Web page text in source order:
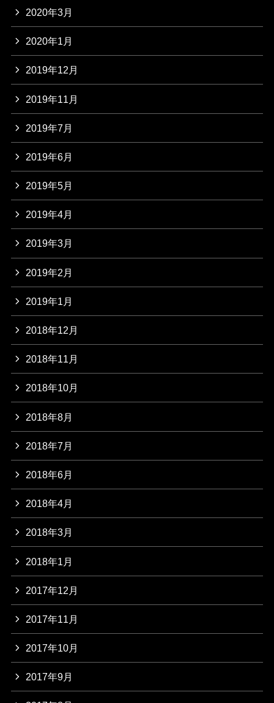
2020年3月
2020年1月
2019年12月
2019年11月
2019年7月
2019年6月
2019年5月
2019年4月
2019年3月
2019年2月
2019年1月
2018年12月
2018年11月
2018年10月
2018年8月
2018年7月
2018年6月
2018年4月
2018年3月
2018年1月
2017年12月
2017年11月
2017年10月
2017年9月